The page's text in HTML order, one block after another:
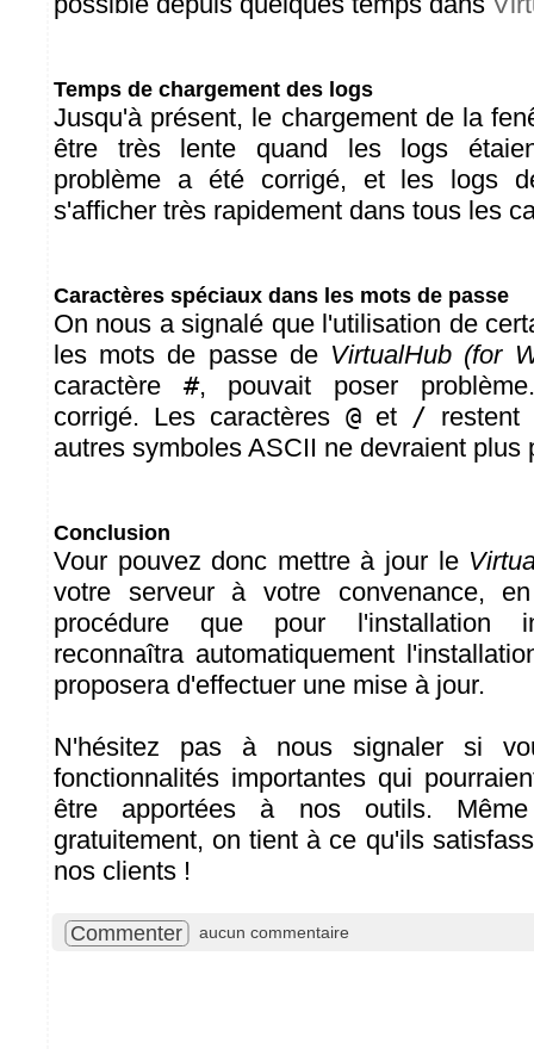
Temps de chargement des logs
Jusqu'à présent, le chargement de la
être très lente quand les logs
problème a été corrigé, et les logs
s'afficher très rapidement dans tous les
Caractères spéciaux dans les mots de passe
On nous a signalé que l'utilisation de
les mots de passe de VirtualHub (for
caractère #, pouvait poser
corrigé. Les caractères @et / restent
autres symboles ASCII ne devraient plus
Conclusion
Vour pouvez donc mettre à jour le
votre serveur à votre convenance,
procédure que pour l'installation
reconnaîtra automatiquement
proposera d'effectuer une mise à jour.
N'hésitez pas à nous signaler si
fonctionnalités importantes qui
être apportées à nos outils.
gratuitement, on tient à ce qu'ils
nos clients !
Commenter aucun commentaire